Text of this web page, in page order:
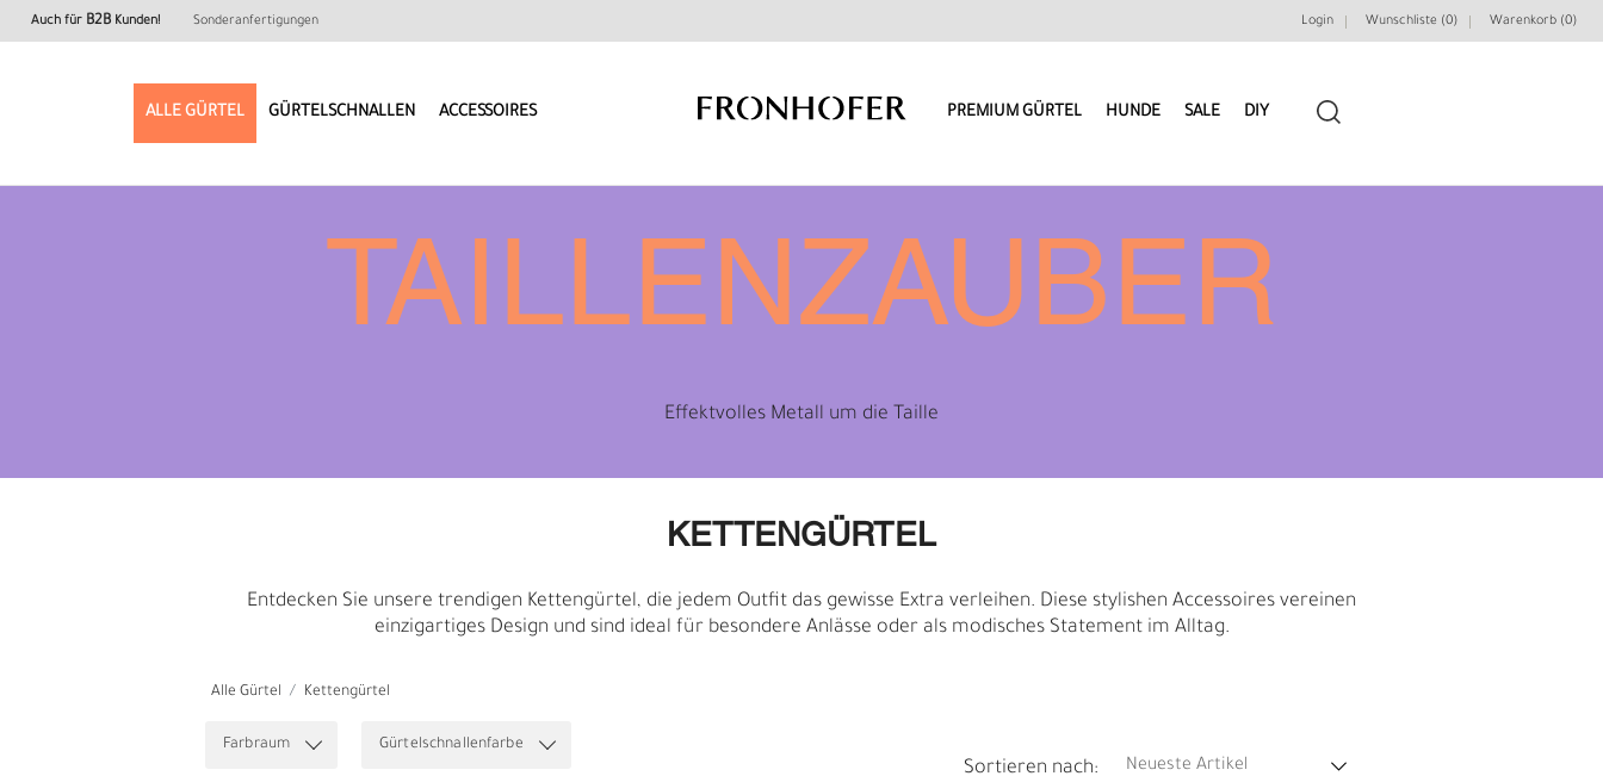
Auch für B2B Kunden! Sonderanfertigungen Login Wunschliste (0) Warenkorb (0)
ALLE GÜRTEL GÜRTELSCHNALLEN ACCESSOIRES PREMIUM GÜRTEL HUNDE SALE DIY
TAILLENZAUBER
Effektvolles Metall um die Taille
KETTENGÜRTEL
Entdecken Sie unsere trendigen Kettengürtel, die jedem Outfit das gewisse Extra verleihen. Diese stylishen Accessoires vereinen
einzigartiges Design und sind ideal für besondere Anlässe oder als modisches Statement im Alltag.
Alle Gürtel Kettengürtel
Farbraum Gürtelschnallenfarbe
Sortieren nach: